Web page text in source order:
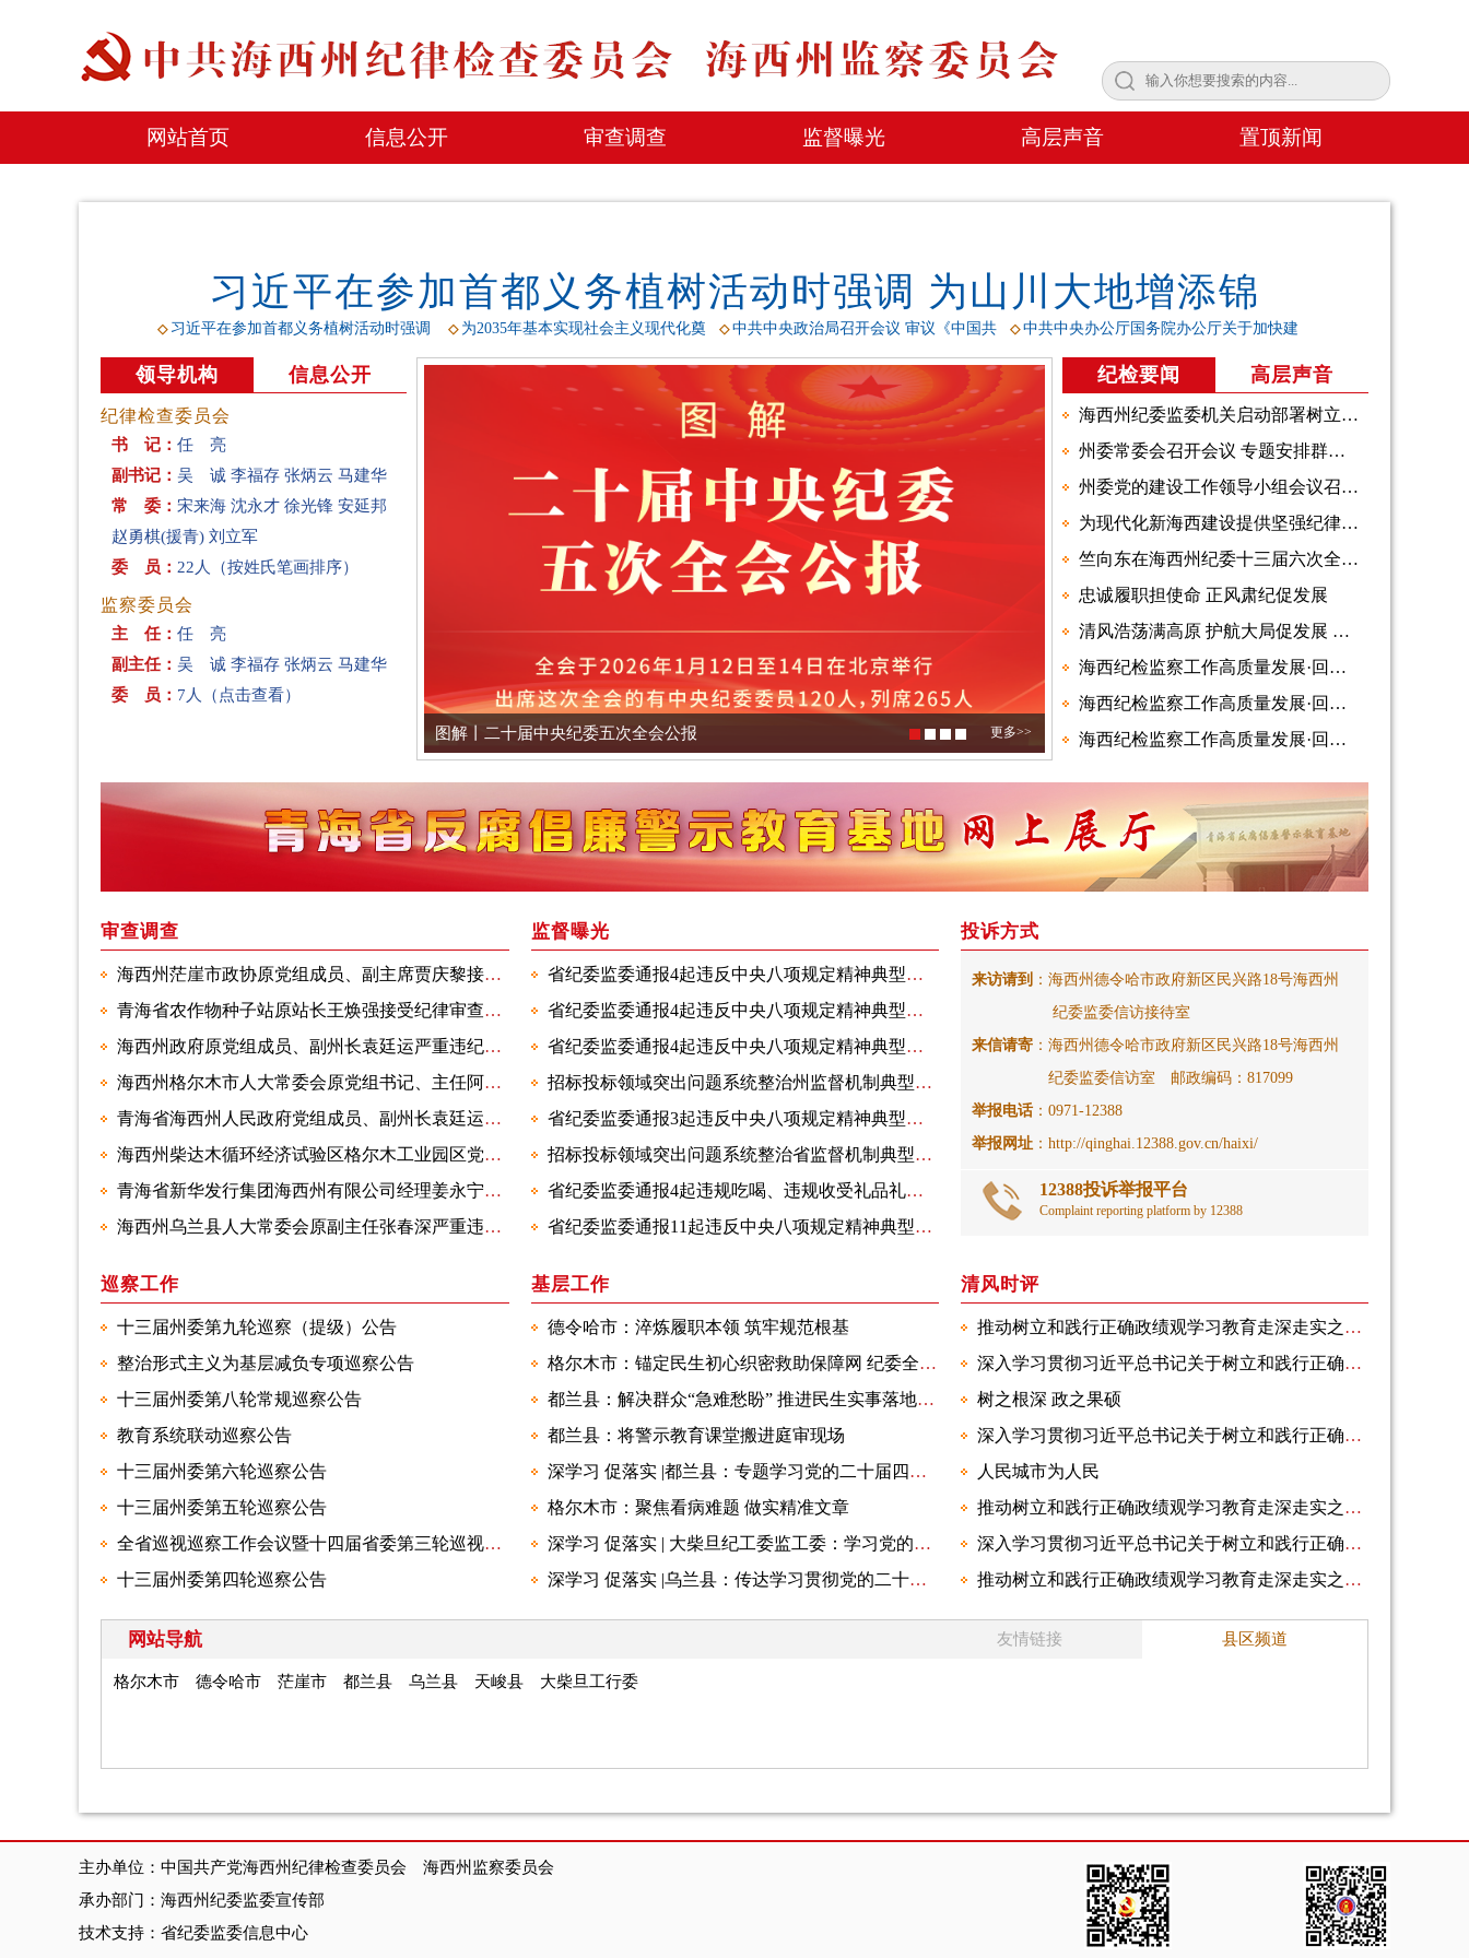
网站首页 信息公开 审查调查 监督曝光 高层声音 置顶新闻
习近平在参加首都义务植树活动时强调 为山川大地增添锦
◇ 习近平在参加首都义务植树活动时强调 ◇ 为2035年基本实现社会主义现代化奠 ◇ 中共中央政治局召开会议 审议《中国共 ◇ 中共中央办公厅国务院办公厅关于加快建
领导机构 信息公开
纪律检查委员会
书 记： 任 亮
副书记： 吴 诚 李福存 张炳云 马建华
常 委： 宋来海 沈永才 徐光锋 安延邦
赵勇棋(援青) 刘立军
委 员： 22人（按姓氏笔画排序）
监察委员会
主 任： 任 亮
副主任： 吴 诚 李福存 张炳云 马建华
委 员： 7人（点击查看）
图解丨二十届中央纪委五次全会公报 更多>>
纪检要闻 高层声音
海西州纪委监委机关启动部署树立和践行正确政绩观学习教育
州委常委会召开会议 专题安排群众身边不正之风和腐败问题集中整治攻坚决战行动
州委党的建设工作领导小组会议召开 启动部署我州树立和践行 正确政绩观学习教育工作
为现代化新海西建设提供坚强纪律作风保障 —— 中共海西州第十三届纪律检查委员会第六次全体会议在我州党员干部中引发热烈反响
竺向东在海西州纪委十三届六次全会上强调 以更高标准更实举措推进全面从严治党向基层延伸 为实现“十五五”时期目标任务提供坚强保障
忠诚履职担使命 正风肃纪促发展
清风浩荡满高原 护航大局促发展 —— 2025年海西州纪检监察工作综述
海西纪检监察工作高质量发展·回望2025 | 天峻县：笃行实干勇担当 奋楫扬帆再出发
海西纪检监察工作高质量发展·回望2025 | 大柴旦：守正履职显担当 清风护航促发展
海西纪检监察工作高质量发展·回望2025 | 乌兰县：纵深推进全面从严治党 持续深化清廉乌兰建设
审查调查
海西州茫崖市政协原党组成员、副主席贾庆黎接受纪律审查和监察调查
青海省农作物种子站原站长王焕强接受纪律审查和监察调查
海西州政府原党组成员、副州长袁廷运严重违纪违法被开除党籍和公职
海西州格尔木市人大常委会原党组书记、主任阿英德严重违纪违法被开除党籍和公职
青海省海西州人民政府党组成员、副州长袁廷运接受纪律审查和监察调查
海西州柴达木循环经济试验区格尔木工业园区党工委原副书记、格尔木市委原常委、市政府原副市长赵文才严重违纪违法被开除党籍和公职
青海省新华发行集团海西州有限公司经理姜永宁被查
海西州乌兰县人大常委会原副主任张春深严重违纪违法被开除党籍和公职
监督曝光
省纪委监委通报4起违反中央八项规定精神典型问题
省纪委监委通报4起违反中央八项规定精神典型问题
省纪委监委通报4起违反中央八项规定精神典型问题
招标投标领域突出问题系统整治州监督机制典型案例通报
省纪委监委通报3起违反中央八项规定精神典型问题
招标投标领域突出问题系统整治省监督机制典型案件通报
省纪委监委通报4起违规吃喝、违规收受礼品礼金典型问题
省纪委监委通报11起违反中央八项规定精神典型问题
投诉方式
来访请到 ：海西州德令哈市政府新区民兴路18号海西州
纪委监委信访接待室
来信请寄 ：海西州德令哈市政府新区民兴路18号海西州
纪委监委信访室 邮政编码：817099
举报电话：0971-12388
举报网址 ：http://qinghai.12388.gov.cn/haixi/
12388投诉举报平台
Complaint reporting platform by 12388
巡察工作
十三届州委第九轮巡察（提级）公告
整治形式主义为基层减负专项巡察公告
十三届州委第八轮常规巡察公告
教育系统联动巡察公告
十三届州委第六轮巡察公告
十三届州委第五轮巡察公告
​全省巡视巡察工作会议暨十四届省委第三轮巡视动员部署会召开
​十三届州委第四轮巡察公告
基层工作
德令哈市：淬炼履职本领 筑牢规范根基
格尔木市：锚定民生初心织密救助保障网 纪委全程监督护航公平正义
都兰县：解决群众“急难愁盼” 推进民生实事落地见效
都兰县：将警示教育课堂搬进庭审现场
深学习 促落实 |都兰县：专题学习党的二十届四中全会精神
格尔木市：聚焦看病难题 做实精准文章
深学习 促落实 | 大柴旦纪工委监工委：学习党的二十届四中全会精神
深学习 促落实 |乌兰县：传达学习贯彻党的二十届四中全会精神
清风时评
推动树立和践行正确政绩观学习教育走深走实之五 更加自觉做到“打铁必须自身硬”
深入学习贯彻习近平总书记关于树立和践行正确政绩观的重要论述⑮ 千方百计为群众排忧解难
树之根深 政之果硕
深入学习贯彻习近平总书记关于树立和践行正确政绩观的重要论述⑭ 做矢志为民造福的无私奉献者
人民城市为人民
推动树立和践行正确政绩观学习教育走深走实之四 更加自觉深化正风肃纪反腐
深入学习贯彻习近平总书记关于树立和践行正确政绩观的重要论述⑬ 对党中央定下来的事扭住不放、狠抓落实
推动树立和践行正确政绩观学习教育走深走实之三 更加自觉坚持执纪执法为民纠风治乱为民
网站导航 县区频道
友情链接
格尔木市 德令哈市 茫崖市 都兰县 乌兰县 天峻县 大柴旦工行委
主办单位：中国共产党海西州纪律检查委员会 海西州监察委员会
承办部门：海西州纪委监委宣传部
技术支持：省纪委监委信息中心